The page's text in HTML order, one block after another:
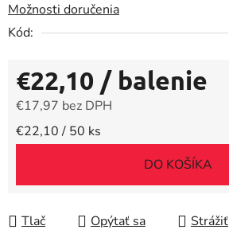
Možnosti doručenia
Kód:
€22,10 / balenie
€17,97 bez DPH
Jednotková cena:
€22,10 / 50 ks
DO KOŠÍKA
Tlač Opýtať sa Strážiť